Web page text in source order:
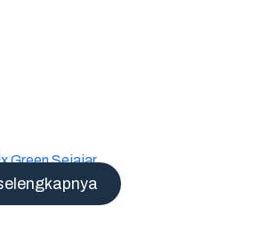
Green Sejajar